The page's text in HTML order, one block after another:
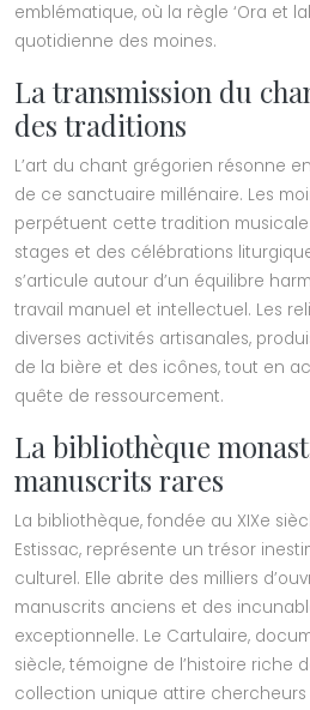
emblématique, où la règle ‘Ora et
quotidienne des moines.
La transmission du
des traditions
L’art du chant grégorien résonne
de ce sanctuaire millénaire. Les
perpétuent cette tradition
stages et des célébrations
s’articule autour d’un équilibre
travail manuel et intellectuel. Les
diverses activités artisanales,
de la bière et des icônes, tout en
quête de ressourcement.
La bibliothèque
manuscrits rares
La bibliothèque, fondée au XIXe
Estissac, représente un trésor
culturel. Elle abrite des milliers
manuscrits anciens et des
exceptionnelle. Le Cartulaire,
siècle, témoigne de l’histoire riche
collection unique attire chercheurs